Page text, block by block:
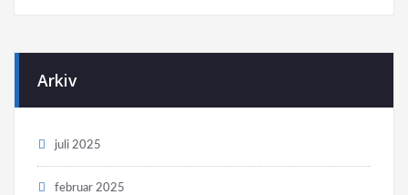
Arkiv
juli 2025
februar 2025